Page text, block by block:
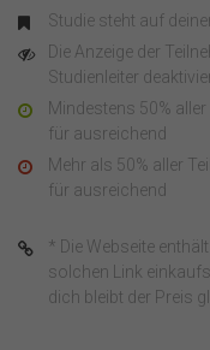
Studie steht auf
Die Anzeige der
Studienleiter
Mindestens 50%
für ausreichend
Mehr als 50% aller
für ausreichend
* Die Webseite
solchen Link
dich bleibt der Preis